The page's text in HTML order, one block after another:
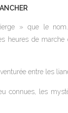
» que le
heures de
entre les
connues, les